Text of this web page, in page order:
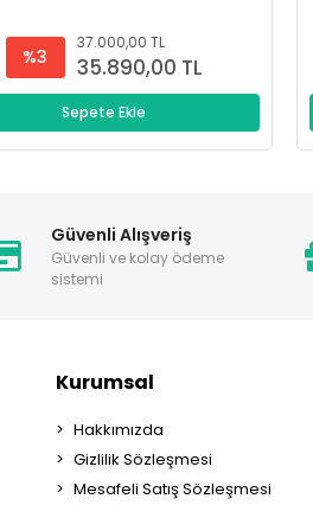
%3
37.000,00 TL
35.890,00 TL
Sepete Ekle
Güvenli Alışveriş
Güvenli ve kolay ödeme
sistemi
Kurumsal
Hakkımızda
Gizlilik Sözleşmesi
Mesafeli Satış Sözleşmesi